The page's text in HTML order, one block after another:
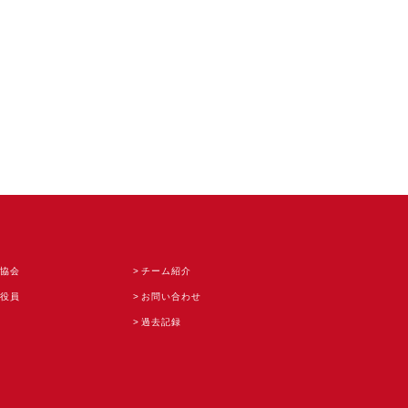
協会
役員
チーム紹介
お問い合わせ
過去記録